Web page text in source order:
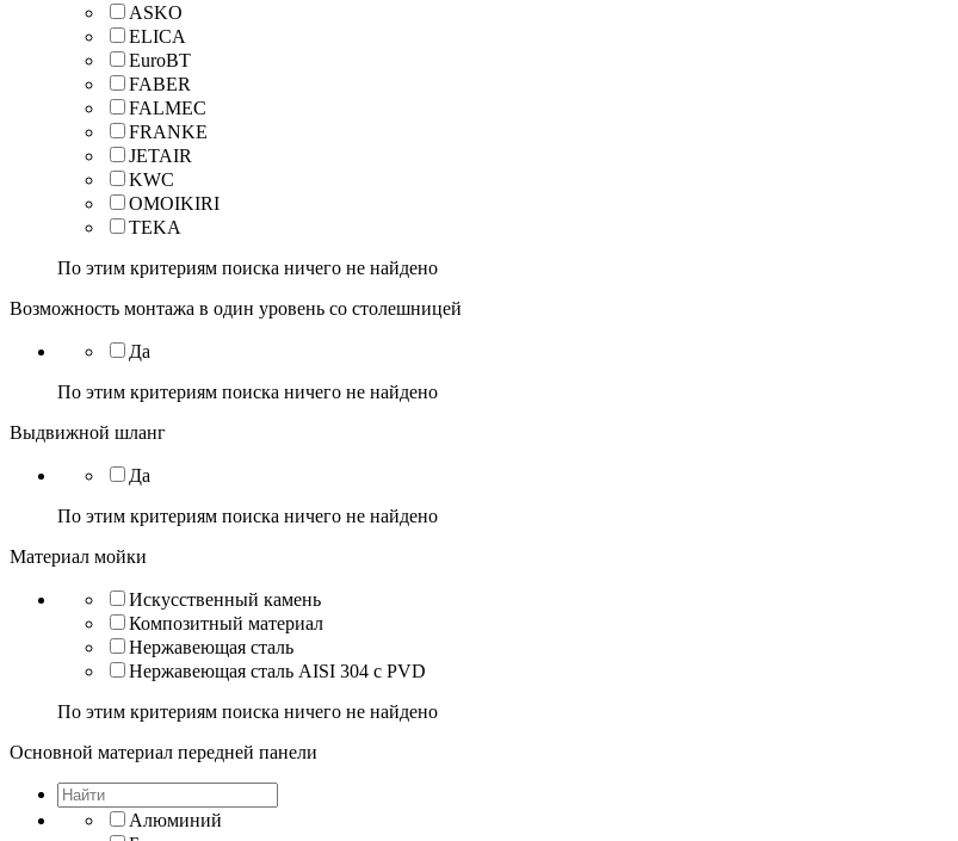
ASKO
ELICA
EuroBT
FABER
FALMEC
FRANKE
JETAIR
KWC
OMOIKIRI
TEKA
По этим критериям поиска ничего не найдено
Возможность монтажа в один уровень со столешницей
Да
По этим критериям поиска ничего не найдено
Выдвижной шланг
Да
По этим критериям поиска ничего не найдено
Материал мойки
Искусственный камень
Композитный материал
Нержавеющая сталь
Нержавеющая сталь AISI 304 с PVD
По этим критериям поиска ничего не найдено
Основной материал передней панели
Алюминий